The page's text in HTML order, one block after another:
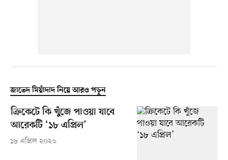
জাভেদ মিয়াঁদাদ নিয়ে আরও পড়ুন
ক্রিকেটে কি খুঁজে পাওয়া যাবে
আরেকটি ‘১৮ এপ্রিল’
১৮ এপ্রিল ২০২৬